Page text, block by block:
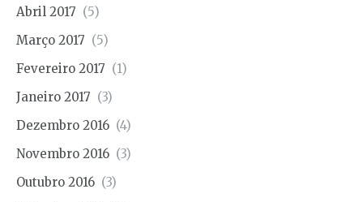
Abril 2017 (5)
Março 2017 (5)
Fevereiro 2017 (1)
Janeiro 2017 (3)
Dezembro 2016 (4)
Novembro 2016 (3)
Outubro 2016 (3)